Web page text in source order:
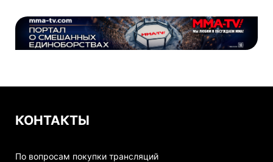
КОНТАКТЫ
По вопросам покупки трансляций